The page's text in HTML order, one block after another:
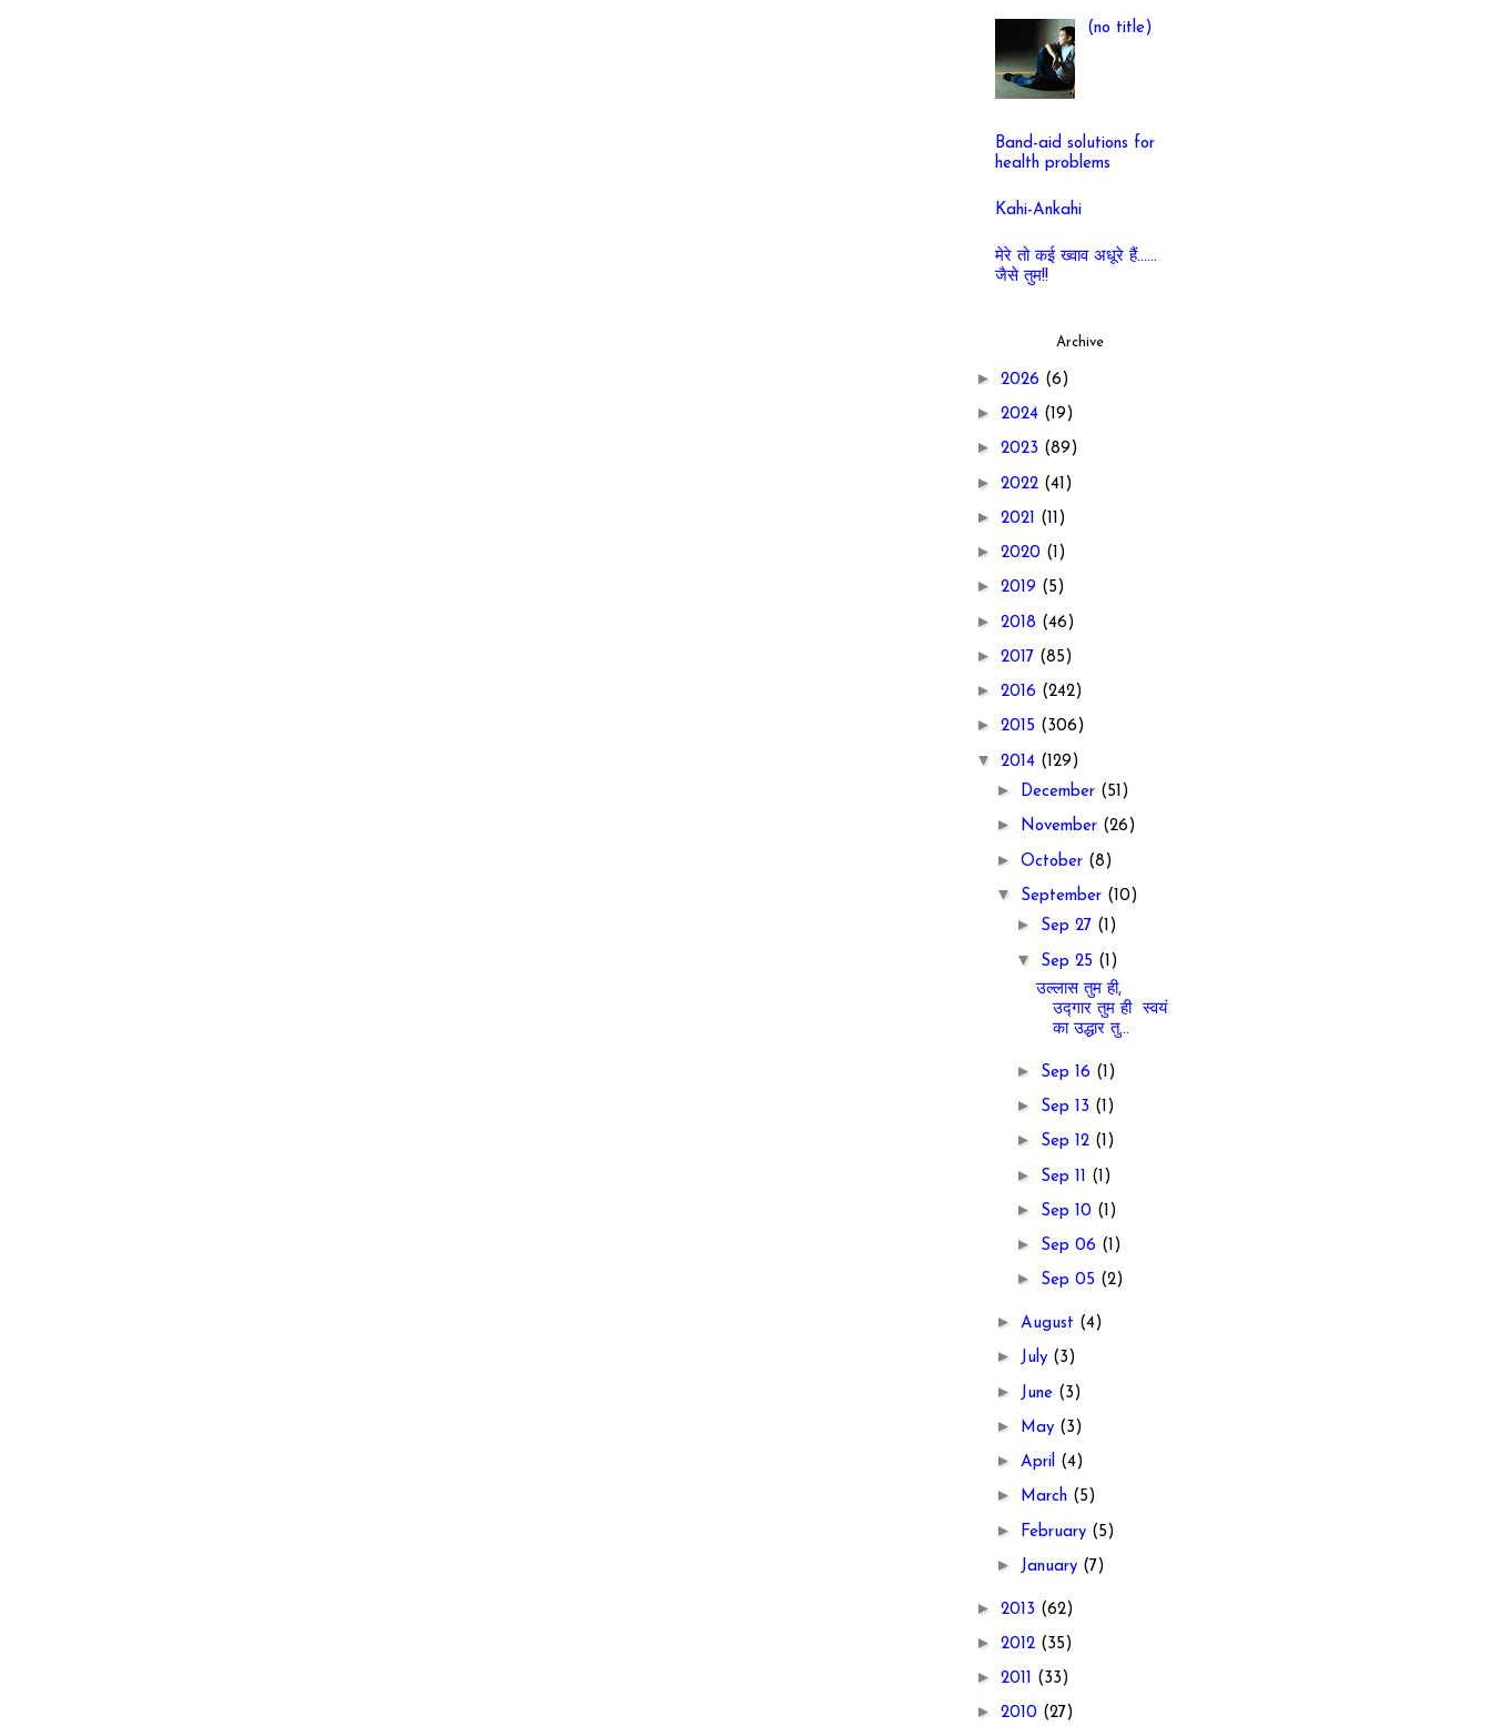
(no title)
Band-aid solutions for
health problems
Kahi-Ankahi
मेरे तो कई ख्वाव अधूरे हैं......
जैसे तुम!!
Archive
► 2026 (6)
► 2024 (19)
► 2023 (89)
► 2022 (41)
► 2021 (11)
► 2020 (1)
► 2019 (5)
► 2018 (46)
► 2017 (85)
► 2016 (242)
► 2015 (306)
▼ 2014 (129)
► December (51)
► November (26)
► October (8)
▼ September (10)
► Sep 27 (1)
▼ Sep 25 (1)
उल्लास तुम ही,
उद्गार तुम ही स्वयं
का उद्धार तु...
► Sep 16 (1)
► Sep 13 (1)
► Sep 12 (1)
► Sep 11 (1)
► Sep 10 (1)
► Sep 06 (1)
► Sep 05 (2)
► August (4)
► July (3)
► June (3)
► May (3)
► April (4)
► March (5)
► February (5)
► January (7)
► 2013 (62)
► 2012 (35)
► 2011 (33)
► 2010 (27)